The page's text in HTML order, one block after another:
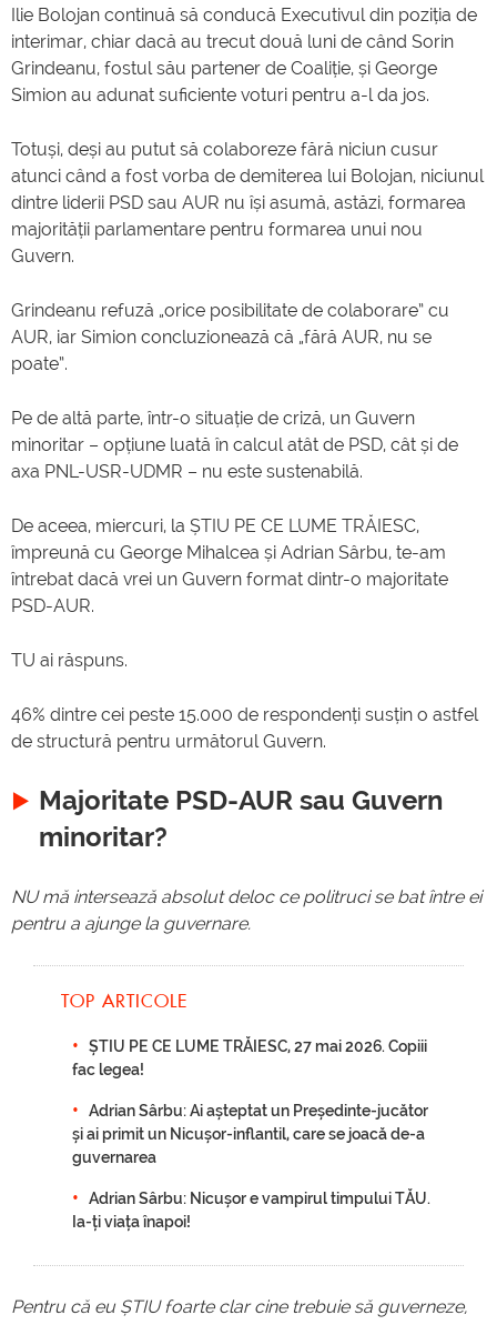
Ilie Bolojan continuă să conducă Executivul din poziția de
interimar, chiar dacă au trecut două luni de când Sorin
Grindeanu, fostul său partener de Coaliție, și George
Simion au adunat suficiente voturi pentru a-l da jos.
Totuși, deși au putut să colaboreze fără niciun cusur
atunci când a fost vorba de demiterea lui Bolojan, niciunul
dintre liderii PSD sau AUR nu își asumă, astăzi, formarea
majorității parlamentare pentru formarea unui nou
Guvern.
Grindeanu refuză „orice posibilitate de colaborare” cu
AUR, iar Simion concluzionează că „fără AUR, nu se
poate”.
Pe de altă parte, într-o situație de criză, un Guvern
minoritar – opțiune luată în calcul atât de PSD, cât și de
axa PNL-USR-UDMR – nu este sustenabilă.
De aceea, miercuri, la ȘTIU PE CE LUME TRĂIESC,
împreună cu George Mihalcea și Adrian Sârbu, te-am
întrebat dacă vrei un Guvern format dintr-o majoritate
PSD-AUR.
TU ai răspuns.
46% dintre cei peste 15.000 de respondenți susțin o astfel
de structură pentru următorul Guvern.
Majoritate PSD-AUR sau Guvern
minoritar?
NU mă intersează absolut deloc ce politruci se bat între ei
pentru a ajunge la guvernare.
TOP ARTICOLE
ȘTIU PE CE LUME TRĂIESC, 27 mai 2026. Copiii
fac legea!
Adrian Sârbu: Ai așteptat un Președinte-jucător
și ai primit un Nicușor-inflantil, care se joacă de-a
guvernarea
Adrian Sârbu: Nicușor e vampirul timpului TĂU.
Ia-ți viața înapoi!
Pentru că eu ȘTIU foarte clar cine trebuie să guverneze,